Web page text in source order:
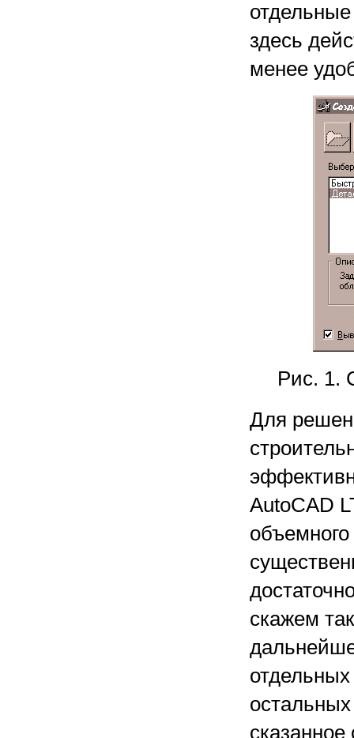
здесь
менее
Рис. 1.
Для
AutoCAD
скажем
отдельных